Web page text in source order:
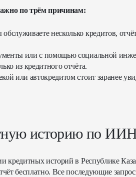
по трём причинам:
несколько кредитов,
или с помощью социальной
из кредитного отчёта.
или автокредитом стоит заранее
историю по ИИН
историй в Республике
бесплатно. Все последующие